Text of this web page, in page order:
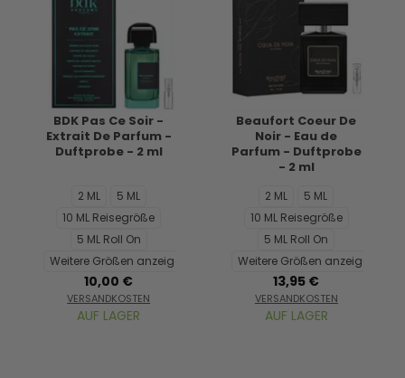
BDK Pas Ce Soir -
Extrait De Parfum -
Duftprobe - 2 ml
2 ML
5 ML
10 ML Reisegröße
5 ML Roll On
Weitere Größen anzeigen...
10,00 €
VERSANDKOSTEN
AUF LAGER
Beaufort Coeur De
Noir - Eau de
Parfum - Duftprobe
- 2 ml
2 ML
5 ML
10 ML Reisegröße
5 ML Roll On
Weitere Größen anzeigen...
13,95 €
VERSANDKOSTEN
AUF LAGER